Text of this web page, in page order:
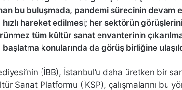
bu buluşmada, pandemi sürecinin devam
hareket edilmesi; her sektörün
tüm kültür sanat envanterinin
başlatma konularında da görüş birliğine
(İBB), İstanbul’u daha üretken bir
Sanat Platformu (İKSP), çalışmalarını bu